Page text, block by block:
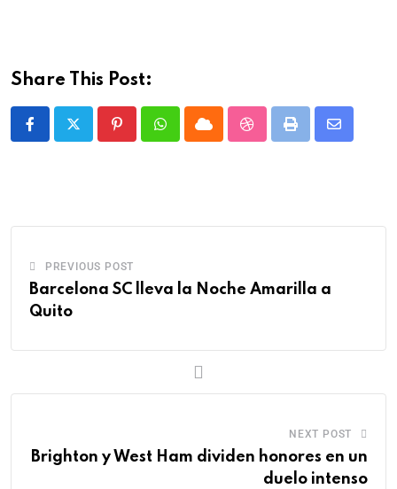
Share This Post:
PREVIOUS POST
Barcelona SC lleva la Noche Amarilla a
Quito
NEXT POST
Brighton y West Ham dividen honores en un
duelo intenso